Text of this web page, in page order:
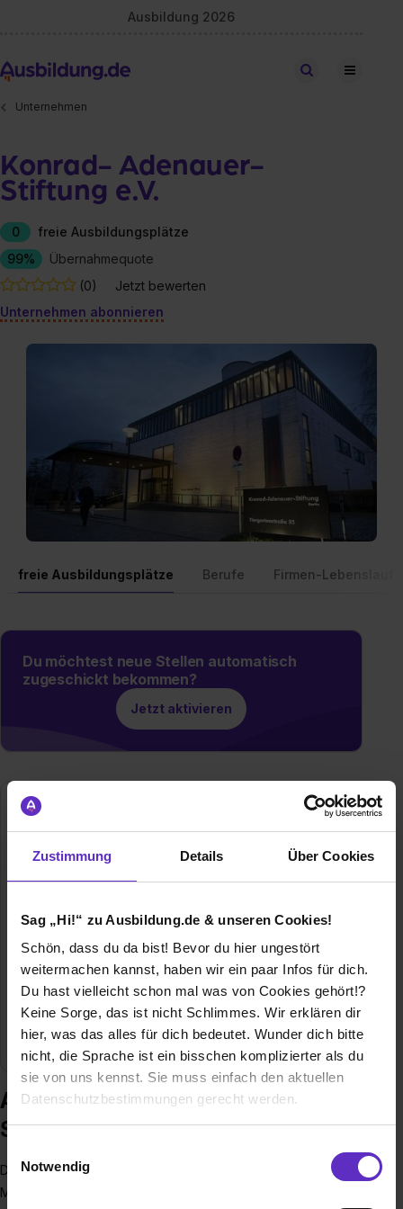
Zustimmung Details Über Cookies
Sag „Hi!“ zu Ausbildung.de & unseren Cookies!
Schön, dass du da bist! Bevor du hier ungestört
weitermachen kannst, haben wir ein paar Infos für dich.
Du hast vielleicht schon mal was von Cookies gehört!?
Keine Sorge, das ist nicht Schlimmes. Wir erklären dir
hier, was das alles für dich bedeutet. Wunder dich bitte
nicht, die Sprache ist ein bisschen komplizierter als du
sie von uns kennst. Sie muss einfach den aktuellen
Datenschutzbestimmungen gerecht werden.
Notwendig
Ausbildung 2026
Stellen finden
Unternehmen
Konrad- Adenauer-
Stiftung e.V.
0
freie Ausbildungsplätze
99%
Übernahmequote
(0)
Jetzt bewerten
Unternehmen abonnieren
freie Ausbildungsplätze Berufe Firmen-Lebenslauf
Du möchtest neue Stellen automatisch
zugeschickt bekommen?
Jetzt aktivieren
Konrad- Adenauer- Stiftung e.V.
Klingelhöferstraße 23
10785 Berlin
030/29669-3360
E-Mail anzeigen
Ausbildung bei Konrad- Adenauer-
Stiftung e.V.
Die Konrad-Adenauer-Stiftung ist weltweit mit über 1500
Mitarbeitern in den Bereichen politische Bildung und